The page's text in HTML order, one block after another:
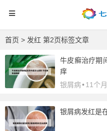
首页 > 发红 第2页标签文章
牛皮癣治疗期
痒
银屑病•11个
银屑病发红是